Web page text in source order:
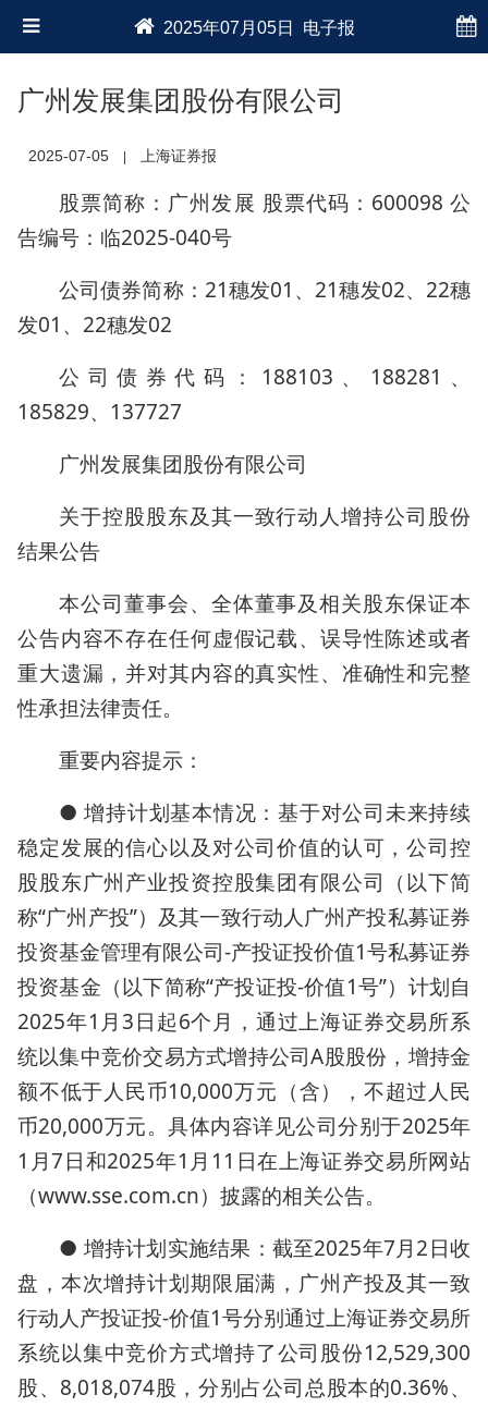
2025年07月05日 电子报
广州发展集团股份有限公司
2025-07-05 上海证券报
股票简称：广州发展 股票代码：600098 公
告编号：临2025-040号
公司债券简称：21穗发01、21穗发02、22穗
发01、22穗发02
公司债券代码：188103、188281、
185829、137727
广州发展集团股份有限公司
关于控股股东及其一致行动人增持公司股份
结果公告
本公司董事会、全体董事及相关股东保证本
公告内容不存在任何虚假记载、误导性陈述或者
重大遗漏，并对其内容的真实性、准确性和完整
性承担法律责任。
重要内容提示：
● 增持计划基本情况：基于对公司未来持续
稳定发展的信心以及对公司价值的认可，公司控
股股东广州产业投资控股集团有限公司（以下简
称“广州产投”）及其一致行动人广州产投私募证券
投资基金管理有限公司-产投证投价值1号私募证券
投资基金（以下简称“产投证投-价值1号”）计划自
2025年1月3日起6个月，通过上海证券交易所系
统以集中竞价交易方式增持公司A股股份，增持金
额不低于人民币10,000万元（含），不超过人民
币20,000万元。具体内容详见公司分别于2025年
1月7日和2025年1月11日在上海证券交易所网站
（www.sse.com.cn）披露的相关公告。
● 增持计划实施结果：截至2025年7月2日收
盘，本次增持计划期限届满，广州产投及其一致
行动人产投证投-价值1号分别通过上海证券交易所
系统以集中竞价方式增持了公司股份12,529,300
股、8,018,074股，分别占公司总股本的0.36%、